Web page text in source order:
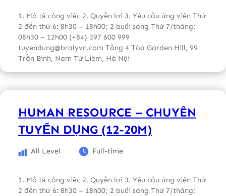
1. Mô tả công việc 2. Quyền lợi 3. Yêu cầu ứng viên Thứ
2 đến thứ 6: 8h30 – 18h00; 2 buổi sáng Thứ 7/tháng:
08h30 – 12h00 (+84) 397 600 999
tuyendung@bralyvn.com Tầng 4 Tòa Garden Hill, 99
Trần Bình, Nam Từ Liêm, Hà Nội
HUMAN RESOURCE – CHUYÊN
TUYỂN DỤNG (12-20M)
All Level Full-time
1. Mô tả công việc 2. Quyền lợi 3. Yêu cầu ứng viên Thứ
2 đến thứ 6: 8h30 – 18h00; 2 buổi sáng Thứ 7/tháng: